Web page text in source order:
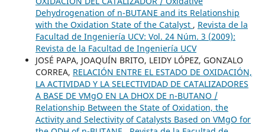
Dehydrogenation of n-BUTANE and its Relationship
with the Oxidation State of the Catalyst , Revista de la
Facultad de Ingeniería UCV: Vol. 24 Núm. 3 (2009):
Revista de la Facultad de Ingeniería UCV
JOSÉ PAPA, JOAQUÍN BRITO, LEIDY LÓPEZ, GONZALO
CORREA, RELACIÓN ENTRE EL ESTADO DE OXIDACIÓN,
LA ACTIVIDAD Y LA SELECTIVIDAD DE CATALIZADORES
A BASE DE VMgO EN LA DHOX DE n-BUTANO /
Relationship Between the State of Oxidation, the
Activity and Selectivity of Catalysts Based on VMgO for